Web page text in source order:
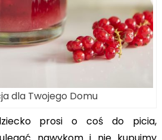
dla Twojego Domu
prosi o coś do picia,